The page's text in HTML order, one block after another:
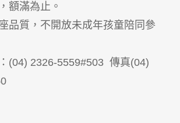
額滿為止。
品質，不開放未成年孩童陪同參
(04) 2326-5559#503 傳真(04)